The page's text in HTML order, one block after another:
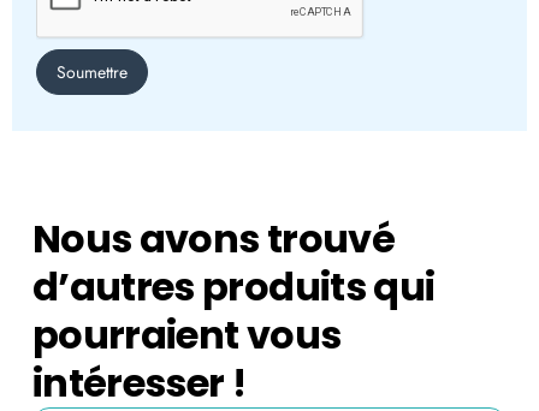
Nous avons trouvé
d’autres produits qui
pourraient vous
intéresser !